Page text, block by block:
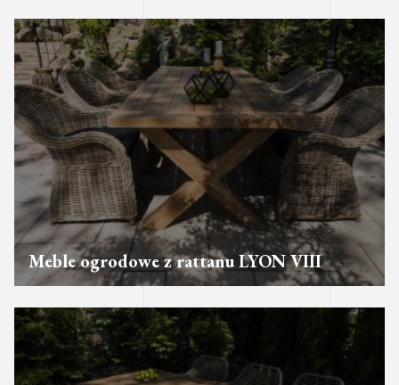
Meble ogrodowe z rattanu LYON VIII